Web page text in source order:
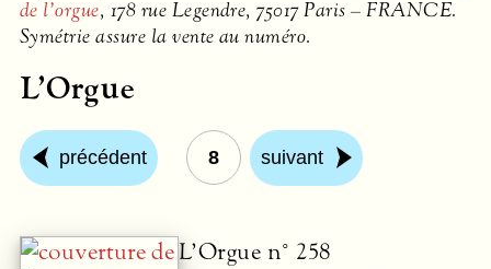
de l’orgue, 178 rue Legendre, 75017 Paris –FRANCE.
Symétrie assure la vente au numéro.
L’Orgue
précédent 8 suivant
L’Orgue n° 258